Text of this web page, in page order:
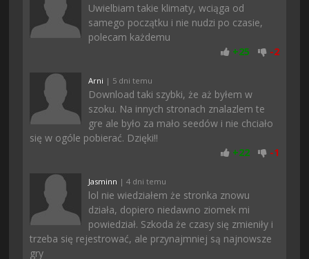
Uwielbiam takie klimaty, wciąga od
samego początku i nie nudzi po czasie,
polecam każdemu
+25 -2
Arni | 5 dni temu
Download taki szybki, że aż byłem w
szoku. Na innych stronach znalazlem te
gre ale było za mało seedów i nie chciało
się w ogóle pobierać. Dzięki!!
+22 -1
Jasminn | 4 dni temu
lol nie wiedziałem że stronka znowu
działa, dopiero niedawno ziomek mi
powiedział. Szkoda że czasy się zmieniły i
trzeba się rejestrować, ale przynajmniej są najnowsze
gry